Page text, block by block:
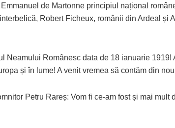
de Martonne principiul național
Robert Ficheux, românii din Ardeal și
Neamului Românesc data de 18 ianuarie 1919!
și în lume! A venit vremea să contăm din
Petru Rareș: Vom fi ce-am fost și mai mult